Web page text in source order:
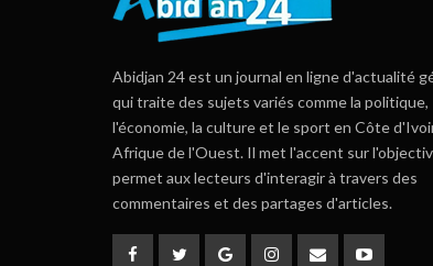
Abidjan 24 est un journal en ligne d'actualité
qui traite des sujets variés comme la politique,
l'économie, la culture et le sport en Côte
Afrique de l'Ouest. Il met l'accent sur
permet aux lecteurs d'interagir à travers des
commentaires et des partages d'articles.